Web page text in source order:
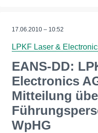
17.06.2010 – 10:52
LPKF Laser &
EANS-DD:
Electronics
Mitteilung
WpHG